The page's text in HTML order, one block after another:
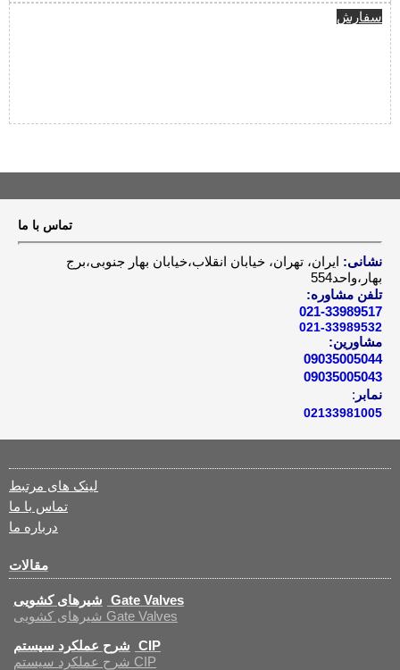
سفارش
تماس با ما
نشانی: ایران، تهران، خیابان انقلاب،خیابان بهار جنوبی،برج
بهار،واحد554
تلفن مشاوره:
021-33989517
021-33989532
مشاورین:
09035005044
09035005043
نمابر :
02133981005
لینک های مرتبط
تماس با ما
درباره ما
مقالات
شیرهای کشویی Gate Valves
شیرهای کشویی Gate Valves
شرح عملکرد سیستم CIP
شرح عملکرد سیستم CIP